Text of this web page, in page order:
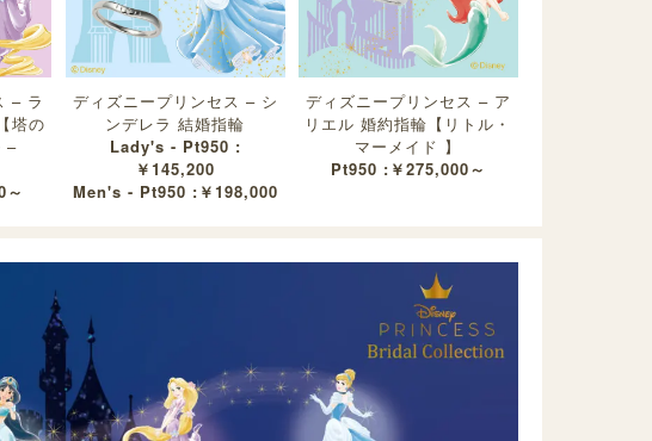
– ラ
塔の
–
ディズニープリンセス – シ
ンデレラ 結婚指輪
Lady's - Pt950 :
￥145,200
Men's - Pt950 :￥198,000
ディズニープリンセス – ア
リエル 婚約指輪【リトル・
マーメイド 】
Pt950 :￥275,000～